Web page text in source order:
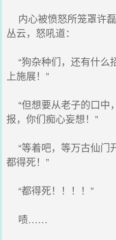
内心被愤怒所笼罩许
丛云，怒吼道：
“狗杂种们，还有什么
上施展！”
“但想要从老子的口中
报，你们痴心妄想！”
“等着吧，等万古仙门
都得死！”
“都得死！！！！”
啧……